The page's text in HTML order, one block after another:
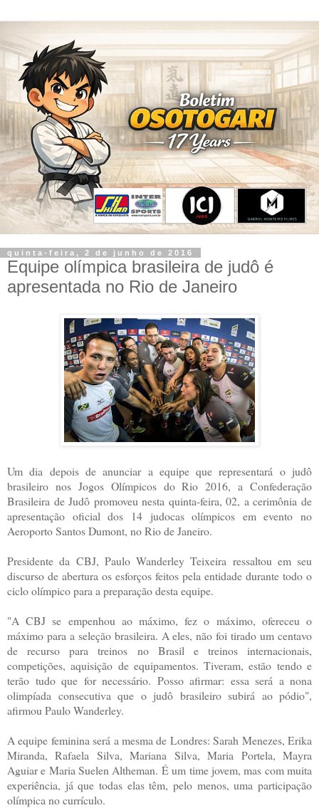
quinta-feira, 2 de junho de 2016
Equipe olímpica brasileira de judô é
apresentada no Rio de Janeiro
Um dia depois de anunciar a equipe que representará o judô
brasileiro nos Jogos Olímpicos do Rio 2016, a Confederação
Brasileira de Judô promoveu nesta quinta-feira, 02, a cerimônia de
apresentação oficial dos 14 judocas olímpicos em evento no
Aeroporto Santos Dumont, no Rio de Janeiro.
Presidente da CBJ, Paulo Wanderley Teixeira ressaltou em seu
discurso de abertura os esforços feitos pela entidade durante todo o
ciclo olímpico para a preparação desta equipe.
"A CBJ se empenhou ao máximo, fez o máximo, ofereceu o
máximo para a seleção brasileira. A eles, não foi tirado um centavo
de recurso para treinos no Brasil e treinos internacionais,
competições, aquisição de equipamentos. Tiveram, estão tendo e
terão tudo que for necessário. Posso afirmar: essa será a nona
olimpíada consecutiva que o judô brasileiro subirá ao pódio",
afirmou Paulo Wanderley.
A equipe feminina será a mesma de Londres: Sarah Menezes, Erika
Miranda, Rafaela Silva, Mariana Silva, Maria Portela, Mayra
Aguiar e Maria Suelen Altheman. É um time jovem, mas com muita
experiência, já que todas elas têm, pelo menos, uma participação
olímpica no currículo.